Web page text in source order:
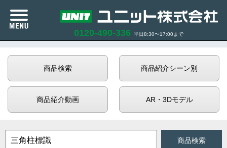
0120-490-336 平日8:30〜17:00まで
カタログ紹介
商品検索 商品紹介シーン別
商品紹介動画 AR・3Dモデル